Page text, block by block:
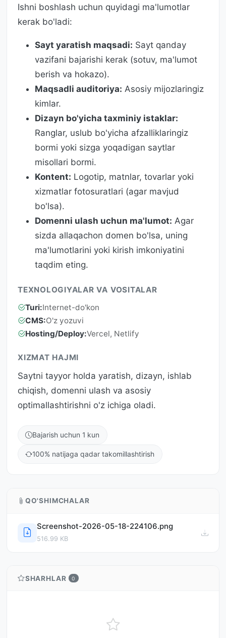
Ishni boshlash uchun quyidagi ma'lumotlar
kerak bo'ladi:
Sayt yaratish maqsadi: Sayt qanday
vazifani bajarishi kerak (sotuv, ma'lumot
berish va hokazo).
Maqsadli auditoriya: Asosiy mijozlaringiz
kimlar.
Dizayn bo'yicha taxminiy istaklar:
Ranglar, uslub bo'yicha afzalliklaringiz
bormi yoki sizga yoqadigan saytlar
misollari bormi.
Kontent: Logotip, matnlar, tovarlar yoki
xizmatlar fotosuratlari (agar mavjud
bo'lsa).
Domenni ulash uchun ma'lumot: Agar
sizda allaqachon domen bo'lsa, uning
ma'lumotlarini yoki kirish imkoniyatini
taqdim eting.
TEXNOLOGIYALAR VA VOSITALAR
Turi:Internet-do'kon
CMS:O'z yozuvi
Hosting/Deploy:Vercel, Netlify
XIZMAT HAJMI
Saytni tayyor holda yaratish, dizayn, ishlab
chiqish, domenni ulash va asosiy
optimallashtirishni o'z ichiga oladi.
Bajarish uchun 1 kun
100% natijaga qadar takomillashtirish
QO'SHIMCHALAR
Screenshot-2026-05-18-224106.png
516.99 KB
SHARHLAR 0